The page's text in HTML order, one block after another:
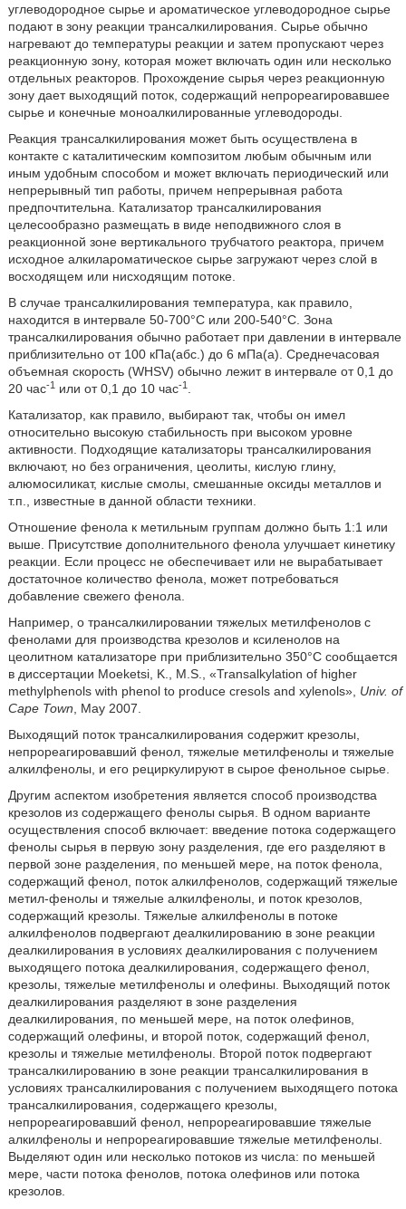
углеводородное сырье и ароматическое углеводородное сырье
подают в зону реакции трансалкилирования. Сырье обычно
нагревают до температуры реакции и затем пропускают через
реакционную зону, которая может включать один или несколько
отдельных реакторов. Прохождение сырья через реакционную
зону дает выходящий поток, содержащий непрореагировавшее
сырье и конечные моноалкилированные углеводороды.
Реакция трансалкилирования может быть осуществлена в
контакте с каталитическим композитом любым обычным или
иным удобным способом и может включать периодический или
непрерывный тип работы, причем непрерывная работа
предпочтительна. Катализатор трансалкилирования
целесообразно размещать в виде неподвижного слоя в
реакционной зоне вертикального трубчатого реактора, причем
исходное алкилароматическое сырье загружают через слой в
восходящем или нисходящим потоке.
В случае трансалкилирования температура, как правило,
находится в интервале 50-700°C или 200-540°C. Зона
трансалкилирования обычно работает при давлении в интервале
приблизительно от 100 кПа(абс.) до 6 мПа(a). Среднечасовая
объемная скорость (WHSV) обычно лежит в интервале от 0,1 до
20 час-1или от 0,1 до 10 час-1.
Катализатор, как правило, выбирают так, чтобы он имел
относительно высокую стабильность при высоком уровне
активности. Подходящие катализаторы трансалкилирования
включают, но без ограничения, цеолиты, кислую глину,
алюмосиликат, кислые смолы, смешанные оксиды металлов и
т.п., известные в данной области техники.
Отношение фенола к метильным группам должно быть 1:1 или
выше. Присутствие дополнительного фенола улучшает кинетику
реакции. Если процесс не обеспечивает или не вырабатывает
достаточное количество фенола, может потребоваться
добавление свежего фенола.
Например, о трансалкилировании тяжелых метилфенолов с
фенолами для производства крезолов и ксиленолов на
цеолитном катализаторе при приблизительно 350°C сообщается
в диссертации Moeketsi, K., M.S., «Transalkylation of higher
methylphenols with phenol to produce cresols and xylenols», Univ. of
Cape Town , May 2007.
Выходящий поток трансалкилирования содержит крезолы,
непрореагировавший фенол, тяжелые метилфенолы и тяжелые
алкилфенолы, и его рециркулируют в сырое фенольное сырье.
Другим аспектом изобретения является способ производства
крезолов из содержащего фенолы сырья. В одном варианте
осуществления способ включает: введение потока содержащего
фенолы сырья в первую зону разделения, где его разделяют в
первой зоне разделения, по меньшей мере, на поток фенола,
содержащий фенол, поток алкилфенолов, содержащий тяжелые
метил-фенолы и тяжелые алкилфенолы, и поток крезолов,
содержащий крезолы. Тяжелые алкилфенолы в потоке
алкилфенолов подвергают деалкилированию в зоне реакции
деалкилирования в условиях деалкилирования с получением
выходящего потока деалкилирования, содержащего фенол,
крезолы, тяжелые метилфенолы и олефины. Выходящий поток
деалкилирования разделяют в зоне разделения
деалкилирования, по меньшей мере, на поток олефинов,
содержащий олефины, и второй поток, содержащий фенол,
крезолы и тяжелые метилфенолы. Второй поток подвергают
трансалкилированию в зоне реакции трансалкилирования в
условиях трансалкилирования с получением выходящего потока
трансалкилирования, содержащего крезолы,
непрореагировавший фенол, непрореагировавшие тяжелые
алкилфенолы и непрореагировавшие тяжелые метилфенолы.
Выделяют один или несколько потоков из числа: по меньшей
мере, части потока фенолов, потока олефинов или потока
крезолов.